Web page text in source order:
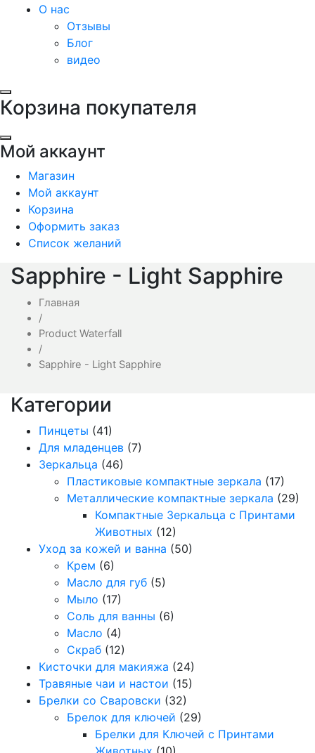
О нас
Отзывы
Блог
видео
Корзина покупателя
Мой аккаунт
Магазин
Мой аккаунт
Корзина
Оформить заказ
Список желаний
Sapphire - Light Sapphire
Главная
/
Product Waterfall
/
Sapphire - Light Sapphire
Категории
Пинцеты (41)
Для младенцев (7)
Зеркальца (46)
Пластиковые компактные зеркала (17)
Металлические компактные зеркала (29)
Компактные Зеркальца с Принтами
Животных (12)
Уход за кожей и ванна (50)
Крем (6)
Масло для губ (5)
Мыло (17)
Соль для ванны (6)
Масло (4)
Скраб (12)
Кисточки для макияжа (24)
Травяные чаи и настои (15)
Брелки со Сваровски (32)
Брелок для ключей (29)
Брелки для Ключей с Принтами